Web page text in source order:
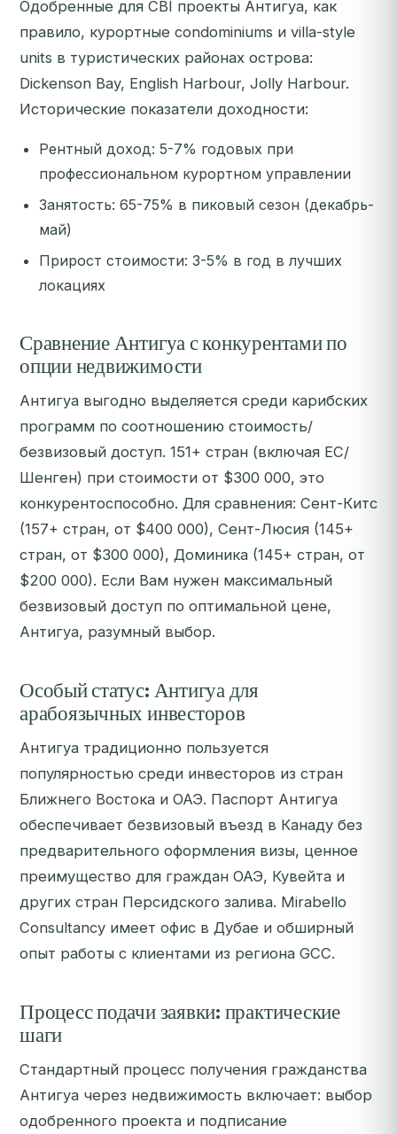
Одобренные для CBI проекты Антигуа, как
правило, курортные condominiums и villa-style
units в туристических районах острова:
Dickenson Bay, English Harbour, Jolly Harbour.
Исторические показатели доходности:
Рентный доход: 5-7% годовых при
профессиональном курортном управлении
Занятость: 65-75% в пиковый сезон (декабрь-
май)
Прирост стоимости: 3-5% в год в лучших
локациях
Сравнение Антигуа с конкурентами по
опции недвижимости
Антигуа выгодно выделяется среди карибских
программ по соотношению стоимость/
безвизовый доступ. 151+ стран (включая ЕС/
Шенген) при стоимости от $300 000, это
конкурентоспособно. Для сравнения: Сент-Китс
(157+ стран, от $400 000), Сент-Люсия (145+
стран, от $300 000), Доминика (145+ стран, от
$200 000). Если Вам нужен максимальный
безвизовый доступ по оптимальной цене,
Антигуа, разумный выбор.
Особый статус: Антигуа для
арабоязычных инвесторов
Антигуа традиционно пользуется
популярностью среди инвесторов из стран
Ближнего Востока и ОАЭ. Паспорт Антигуа
обеспечивает безвизовый въезд в Канаду без
предварительного оформления визы, ценное
преимущество для граждан ОАЭ, Кувейта и
других стран Персидского залива. Mirabello
Consultancy имеет офис в Дубае и обширный
опыт работы с клиентами из региона GCC.
Процесс подачи заявки: практические
шаги
Стандартный процесс получения гражданства
Антигуа через недвижимость включает: выбор
одобренного проекта и подписание